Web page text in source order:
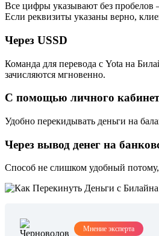
Все цифры указывают без пробелов
Если реквизиты указаны верно,
Через USSD
Команда для перевода с Yota на
зачисляются мгновенно.
С помощью личного
Удобно перекидывать деньги на
Через вывод денег на
Способ не слишком удобный потому,
Мнение эксперта